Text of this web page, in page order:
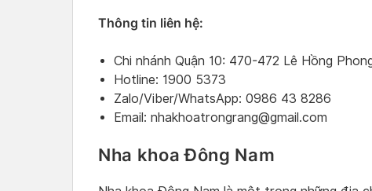
Thông tin liên hệ:
Chi nhánh Quận 10: 470-472 Lê Hồng
Hotline: 1900 5373
Zalo/Viber/WhatsApp: 0986 43 8286
Email: nhakhoatrongrang@gmail.com
Nha khoa Đông Nam